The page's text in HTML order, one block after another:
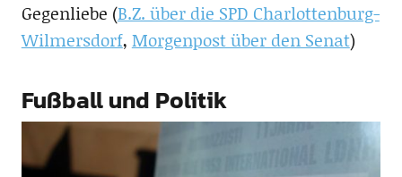
Gegenliebe (B.Z. über die SPD Charlottenburg-
Wilmersdorf, Morgenpost über den Senat)
Fußball und Politik